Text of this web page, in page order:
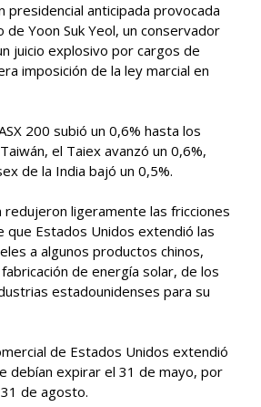
presidencial anticipada provocada
Yoon Suk Yeol, un conservador
juicio explosivo por cargos de
imposición de la ley marcial en
200 subió un 0,6% hasta los
el Taiex avanzó un 0,6%,
de la India bajó un 0,5%.
redujeron ligeramente las fricciones
que Estados Unidos extendió las
a algunos productos chinos,
de energía solar, de los
estadounidenses para su
de Estados Unidos extendió
debían expirar el 31 de mayo, por
de agosto.